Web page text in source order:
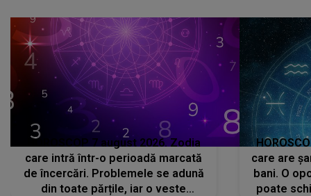
HOROSCOP 7 august 2026. Zodia
care intră într-o perioadă marcată
de încercări. Problemele se adună
din toate părțile, iar o veste
care are
bani. O
poate